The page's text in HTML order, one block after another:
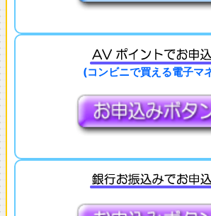
(コンビニで買える電子マ